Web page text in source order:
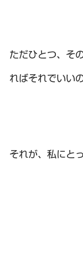
ただひとつ、そ
ればそれでいい
それが、私にと